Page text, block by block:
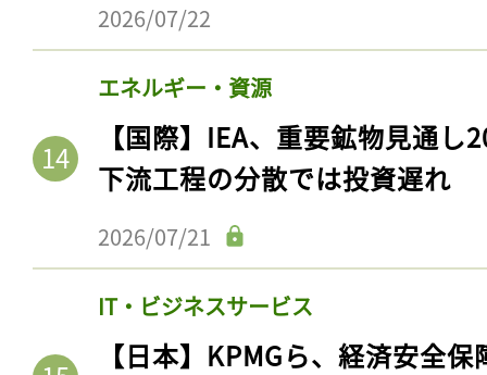
2026/07/22
エネルギー・資源
【国際】IEA、重要鉱物見通
下流工程の分散では投資遅れ
2026/07/21
IT・ビジネスサービス
【日本】KPMGら、経済安全